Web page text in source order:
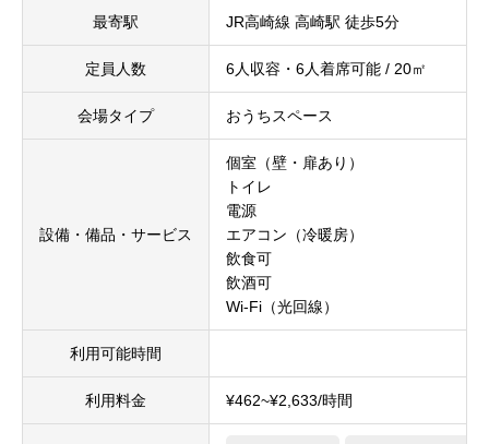
最寄駅 JR高崎線 高崎駅 徒歩5分
定員人数 6人収容・6人着席可能 / 20㎡
会場タイプ おうちスペース
設備・備品・サービス
個室（壁・扉あり）
トイレ
電源
エアコン（冷暖房）
飲食可
飲酒可
Wi-Fi（光回線）
利用可能時間
利用料金 ¥462~¥2,633/時間